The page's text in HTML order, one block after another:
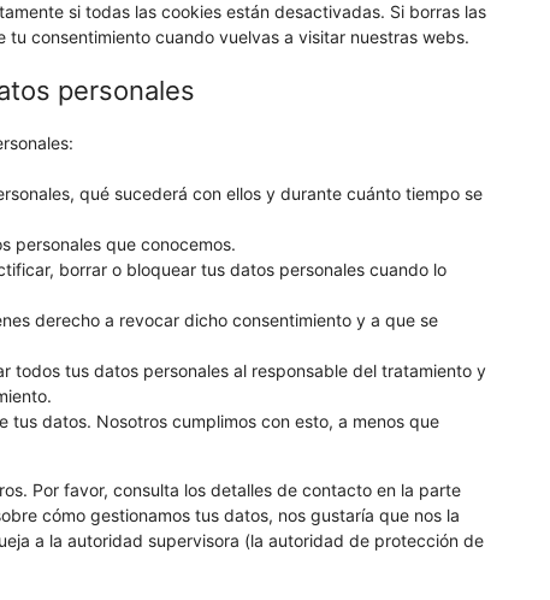
si todas las cookies están desactivadas. Si borras las
consentimiento cuando vuelvas a visitar nuestras webs.
personales
qué sucederá con ellos y durante cuánto tiempo se
personales que conocemos.
borrar o bloquear tus datos personales cuando lo
derecho a revocar dicho consentimiento y a que se
todos tus datos personales al responsable del tratamiento y
datos. Nosotros cumplimos con esto, a menos que
Por favor, consulta los detalles de contacto en la parte
cómo gestionamos tus datos, nos gustaría que nos la
a la autoridad supervisora (la autoridad de protección de